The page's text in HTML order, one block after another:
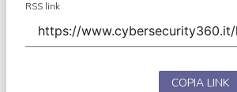
RSS link
COPIA LINK